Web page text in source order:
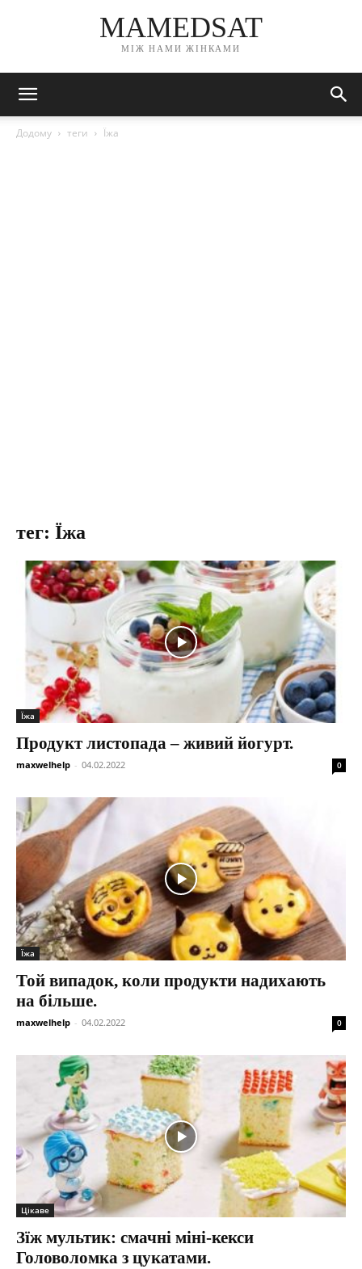
MAMEDSAT
МІЖ НАМИ ЖІНКАМИ
Додому теги Їжа
тег: Їжа
Їжа
Продукт листопада – живий йогурт.
maxwelhelp - 04.02.2022 0
Їжа
Той випадок, коли продукти надихають
на більше.
maxwelhelp - 04.02.2022 0
Цікаве
Зїж мультик: смачні міні-кекси
Головоломка з цукатами.